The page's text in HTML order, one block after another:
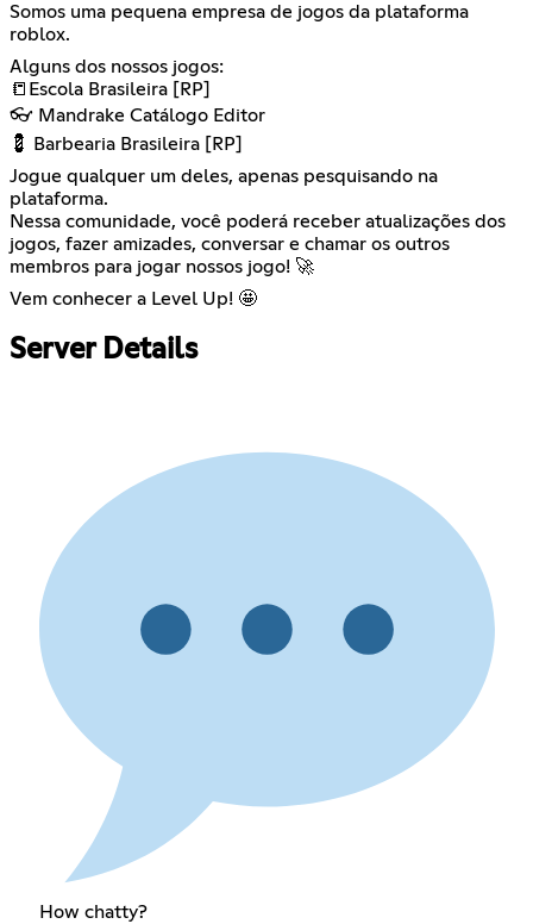
Somos uma pequena empresa de jogos da plataforma
roblox.
Alguns dos nossos jogos:
📒Escola Brasileira [RP]
👓 Mandrake Catálogo Editor
💈 Barbearia Brasileira [RP]
Jogue qualquer um deles, apenas pesquisando na
plataforma.
Nessa comunidade, você poderá receber atualizações dos
jogos, fazer amizades, conversar e chamar os outros
membros para jogar nossos jogo! 🚀
Vem conhecer a Level Up! 🤩
Server Details
How chatty?